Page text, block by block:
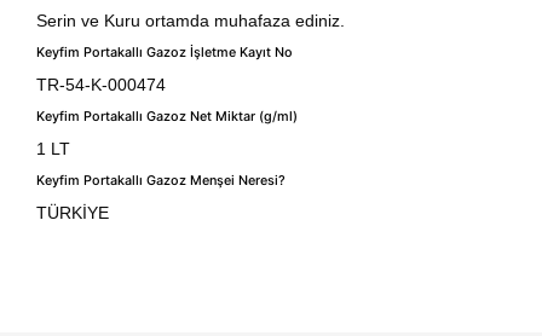
Serin ve Kuru ortamda muhafaza ediniz.
Keyfim Portakallı Gazoz İşletme Kayıt No
TR-54-K-000474
Keyfim Portakallı Gazoz Net Miktar (g/ml)
1 LT
Keyfim Portakallı Gazoz Menşei Neresi?
TÜRKİYE